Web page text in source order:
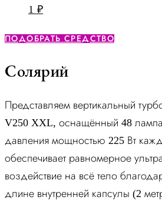
1 ₽
ПОДОБРАТЬ СРЕДСТВО
Солярий
Представляем вертикальный
V250 XXL, оснащённый 48
давления мощностью 225 Вт
обеспечивает равномерное
воздействие на всё тело
длине внутренней капсулы (2